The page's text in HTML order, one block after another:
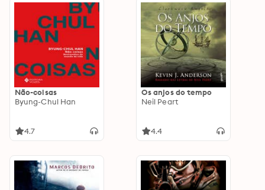
Não-coisas
Byung-Chul Han
4.7
Os anjos do tempo
Neil Peart
4.4